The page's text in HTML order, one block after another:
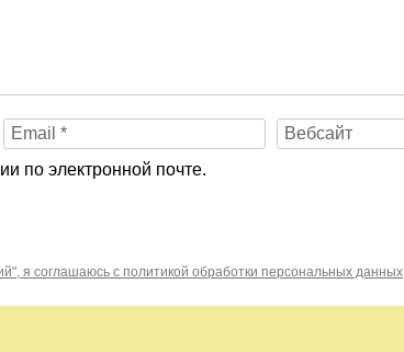
по электронной почте.
я соглашаюсь с политикой обработки персональных данных